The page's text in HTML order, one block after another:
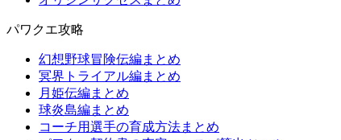
パワクエ攻略
幻想野球冒険伝編まとめ
冥界トライアル編まとめ
月姫伝編まとめ
球炎島編まとめ
コーチ用選手の育成方法まとめ